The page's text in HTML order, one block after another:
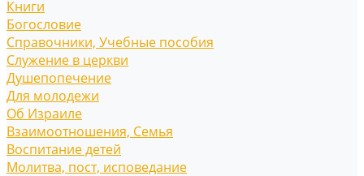
Книги
Богословие
Справочники, Учебные пособия
Служение в церкви
Душепопечение
Для молодежи
Об Израиле
Взаимоотношения, Cемья
Воспитание детей
Молитва, пост, исповедание